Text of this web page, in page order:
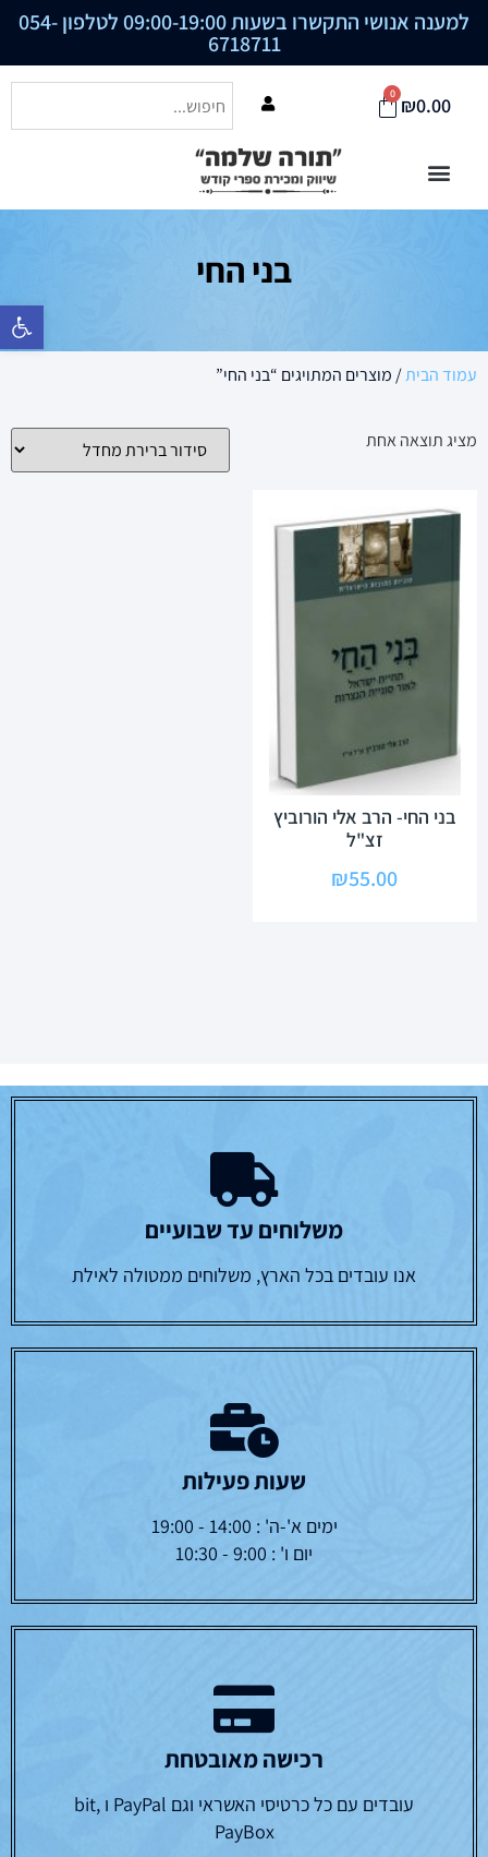
פתח סרגל
למענה אנושי התקשרו בשעות 09:00-19:00 לטלפון 054-
6718711
₪0.00
0
בני החי
עמוד הבית/ מוצרים המתויגים “בני החי”
מציג תוצאה אחת
בני החי- הרב אלי הורוביץ
זצ"ל
₪55.00
משלוחים עד שבועיים
אנו עובדים בכל הארץ, משלוחים ממטולה לאילת
שעות פעילות
ימים א'-ה' : 14:00 - 19:00
יום ו' : 9:00 - 10:30
רכישה מאובטחת
עובדים עם כל כרטיסי האשראי וגם PayPal ו bit,
PayBox